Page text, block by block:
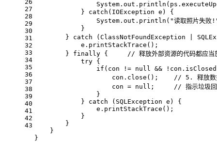
26
27
28
29
30
31
32
33
34
35
36
37
38
39
40
41
42
43
            }
catch (IOException e) {
                System.out.println(
"读取照片失败
            }
        }
catch (ClassNotFoundException |
            e.printStackTrace();
        }
finally {
// 释放外部资源的代码都应
try {
if (con != null
&&
                    con.close();
// 5. 释放数
                    con =
null ;
// 指示垃圾回
                }
            }
catch (SQLException e) {
                e.printStackTrace();
            }
        }
    }
}